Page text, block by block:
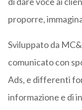
proporre,
Sviluppato da
comunicato con
Ads, e differenti
informazione e di